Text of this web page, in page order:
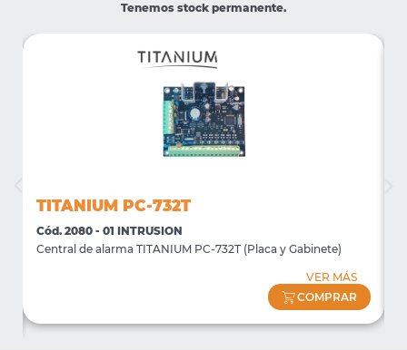
Tenemos stock permanente.
TITANIUM PC-732T
Cód. 2080 - 01 INTRUSION
Central de alarma TITANIUM PC-732T (Placa y Gabinete)
VER MÁS
COMPRAR